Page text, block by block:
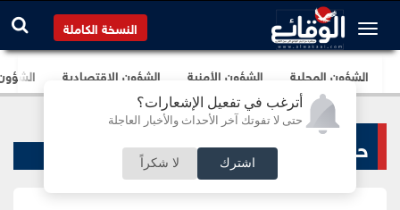
أترغب في تفعيل الإشعارات؟
حتى لا تفوتك آخر الأحداث والأخبار العاجلة
اشترك لا شكراً
النسخة الكاملة
الشؤون المحلية الشؤون الأمنية الشؤون الإقتصادية
حوادث ساخنة